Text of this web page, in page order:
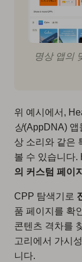
명상 앱의
위 예시에서,
상(AppDNA) 앱
상 소리와 같은
볼 수 있습니다.
의 커스텀 페이
CPP 탐색기로
품 페이지를 확
콘텐츠 격차를
고리에서 가시
니다.